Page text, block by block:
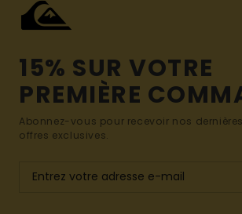
15% SUR VOTRE
PREMIÈRE
Abonnez-vous pour recevoir nos
offres exclusives.